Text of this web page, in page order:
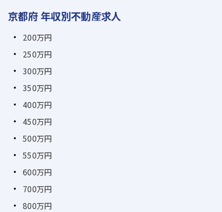
京都府 年収別不動産求人
200万円
250万円
300万円
350万円
400万円
450万円
500万円
550万円
600万円
700万円
800万円